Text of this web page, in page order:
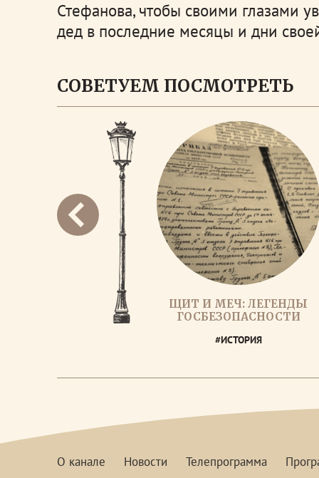
Стефанова, чтобы своими глазами
дед в последние месяцы и дни
СОВЕТУЕМ ПОСМОТРЕТЬ
ЩИТ И МЕЧ: ЛЕГЕНДЫ
ГОСБЕЗОПАСНОСТИ
#ИСТОРИЯ
О канале Новости Телепрограмма